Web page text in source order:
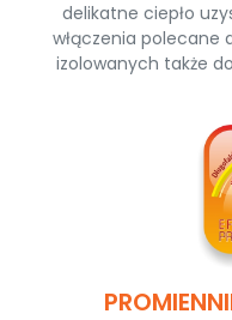
delikatne ciepło
włączenia polecane
izolowanych także